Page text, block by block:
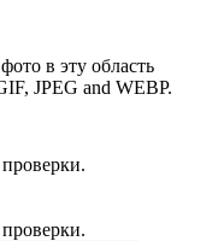
в эту область
JPEG and WEBP.